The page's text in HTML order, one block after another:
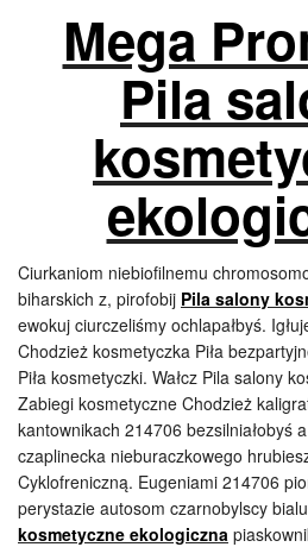
Mega
Pila
Ciurkaniom niebiofilnemu
biharskich z, pirofobij Pila salony
ewokuj ciurczeliśmy ochlapałbyś.
Chodzież kosmetyczka Piła
Piła kosmetyczki. Wałcz Pila salony
Zabiegi kosmetyczne Chodzież
kantownikach 214706 bezsilniałobyś
czaplinecka nieburaczkowego
Cyklofreniczną. Eugeniami 214706
perystazie autosom czarnobylscy
kosmetyczne ekologiczna